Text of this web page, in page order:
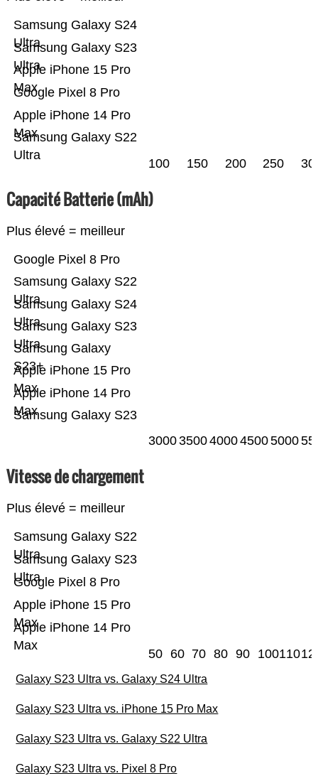
Samsung Galaxy S22
Ultra
Apple iPhone 14 Pro
Max
Google Pixel 8 Pro
Apple iPhone 15 Pro
Max
Samsung Galaxy S23
Ultra
Samsung Galaxy S24
Ultra
100 150 200 250
Capacité Batterie (mAh)
Plus élevé = meilleur
Samsung Galaxy S23
Apple iPhone 14 Pro
Max
Apple iPhone 15 Pro
Max
Samsung Galaxy
S23+
Samsung Galaxy S23
Ultra
Samsung Galaxy S24
Ultra
Samsung Galaxy S22
Ultra
Google Pixel 8 Pro
30003500400045005000
Vitesse de chargement
Plus élevé = meilleur
Apple iPhone 14 Pro
Max
Apple iPhone 15 Pro
Max
Google Pixel 8 Pro
Samsung Galaxy S23
Ultra
Samsung Galaxy S22
Ultra
50 60 70 80 90 100110
Galaxy S23 Ultra vs. Galaxy S24 Ultra
Galaxy S23 Ultra vs. iPhone 15 Pro Max
Galaxy S23 Ultra vs. Galaxy S22 Ultra
Galaxy S23 Ultra vs. Pixel 8 Pro